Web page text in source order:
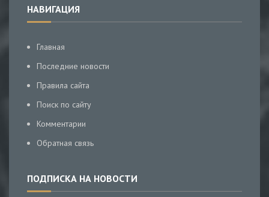
НАВИГАЦИЯ
Главная
Последние новости
Правила сайта
Поиск по сайту
Комментарии
Обратная связь
ПОДПИСКА НА НОВОСТИ